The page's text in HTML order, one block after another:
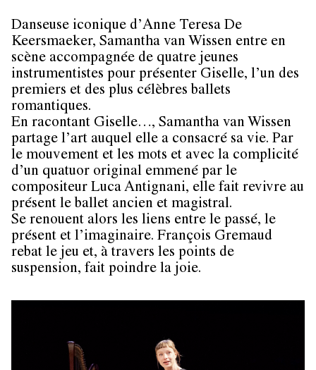
Danseuse iconique d’Anne Teresa De
Keersmaeker, Samantha van Wissen entre en
scène accompagnée de quatre jeunes
instrumentistes pour présenter Giselle, l’un des
premiers et des plus célèbres ballets
romantiques.
En racontant Giselle…, Samantha van Wissen
partage l’art auquel elle a consacré sa vie. Par
le mouvement et les mots et avec la complicité
d’un quatuor original emmené par le
compositeur Luca Antignani, elle fait revivre au
présent le ballet ancien et magistral.
Se renouent alors les liens entre le passé, le
présent et l’imaginaire. François Gremaud
rebat le jeu et, à travers les points de
suspension, fait poindre la joie.